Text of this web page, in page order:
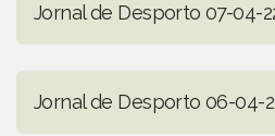
Jornal de Desporto 07-04-
Jornal de Desporto 06-04-